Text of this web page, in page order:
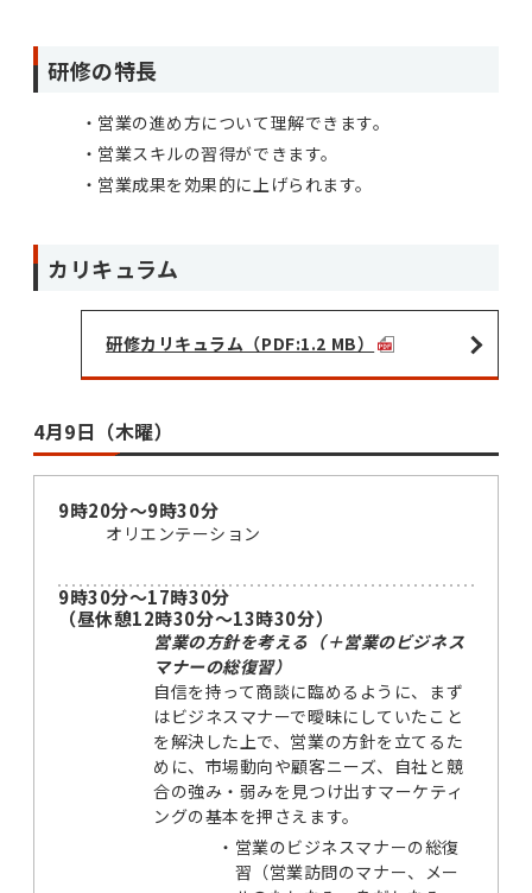
研修の特長
営業の進め方について理解できます。
営業スキルの習得ができます。
営業成果を効果的に上げられます。
カリキュラム
研修カリキュラム（PDF:1.2 MB）
4月9日（木曜）
9時20分～9時30分
オリエンテーション
9時30分～17時30分
（昼休憩12時30分～13時30分）
営業の方針を考える（＋営業のビジネス
マナーの総復習）
自信を持って商談に臨めるように、まず
はビジネスマナーで曖昧にしていたこと
を解決した上で、営業の方針を立てるた
めに、市場動向や顧客ニーズ、自社と競
合の強み・弱みを見つけ出すマーケティ
ングの基本を押さえます。
・ 営業のビジネスマナーの総復
習（営業訪問のマナー、メー